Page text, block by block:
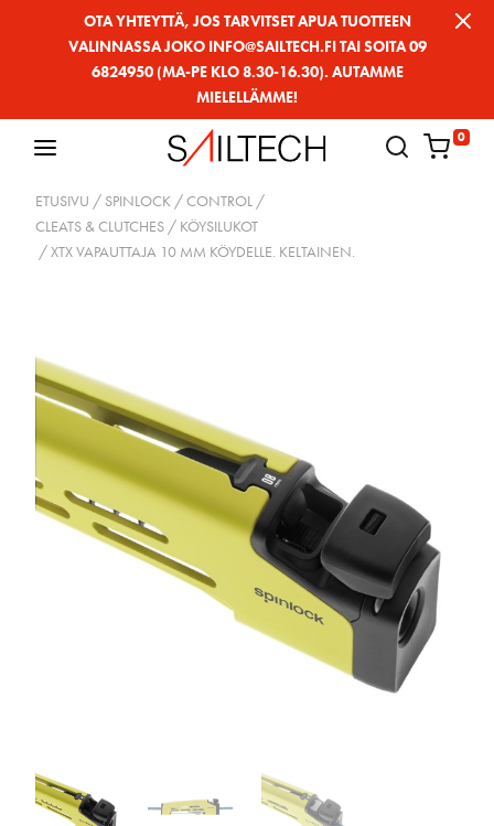
OTA YHTEYTTÄ, JOS TARVITSET APUA TUOTTEEN
VALINNASSA JOKO INFO@SAILTECH.FI TAI SOITA 09
6824950 (MA-PE KLO 8.30-16.30). AUTAMME
MIELELLÄMME!
0
ETUSIVU / SPINLOCK /CONTROL /
CLEATS & CLUTCHES / KÖYSILUKOT
/ XTX VAPAUTTAJA 10 MM KÖYDELLE. KELTAINEN.